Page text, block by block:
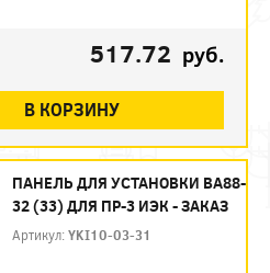
517.72 руб.
В КОРЗИНУ
ПАНЕЛЬ ДЛЯ УСТАНОВКИ ВА88-
32 (33) ДЛЯ ПР-3 ИЭК - ЗАКАЗ
Артикул:YKI10-03-31